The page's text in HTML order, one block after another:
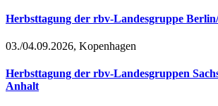
Herbsttagung der rbv-Landesgruppe
03./04.09.2026, Kopenhagen
Herbsttagung der rbv-Landesgruppen
Anhalt